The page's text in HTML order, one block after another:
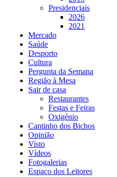
Presidenciais
2026
2021
Mercado
Saúde
Desporto
Cultura
Pergunta da Semana
Região à Mesa
Sair de casa
Restaurantes
Festas e Feiras
Oxigénio
Cantinho dos Bichos
Opinião
Visto
Vídeos
Fotogalerias
Espaço dos Leitores